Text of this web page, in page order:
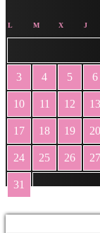
L M X J
3 4 5 6
10 11 12 13
17 18 19 20
24 25 26 27
31